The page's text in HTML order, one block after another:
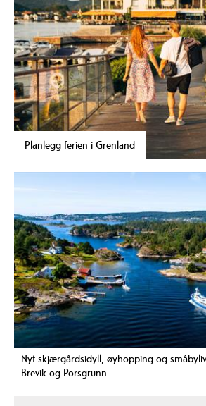
Planlegg ferien i Grenland
Nyt skjærgårdsidyll, øyhopping og
Brevik og Porsgrunn